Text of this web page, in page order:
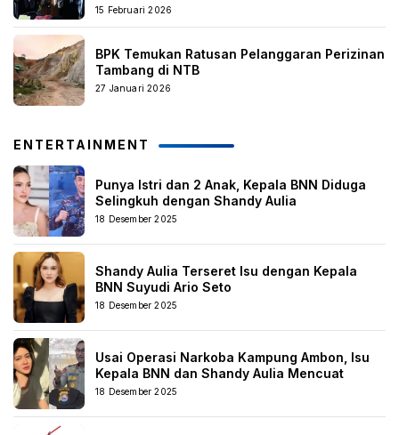
15 Februari 2026
BPK Temukan Ratusan Pelanggaran Perizinan
Tambang di NTB
27 Januari 2026
ENTERTAINMENT
Punya Istri dan 2 Anak, Kepala BNN Diduga
Selingkuh dengan Shandy Aulia
18 Desember 2025
Shandy Aulia Terseret Isu dengan Kepala
BNN Suyudi Ario Seto
18 Desember 2025
Usai Operasi Narkoba Kampung Ambon, Isu
Kepala BNN dan Shandy Aulia Mencuat
18 Desember 2025